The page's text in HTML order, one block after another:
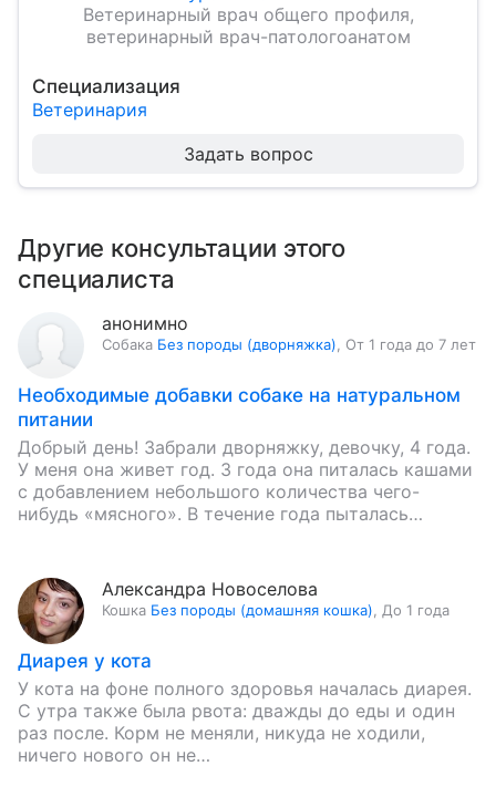
Ветеринарный врач общего профиля,
ветеринарный врач-патологоанатом
Специализация
Ветеринария
Задать вопрос
Другие консультации этого
специалиста
анонимно
Собака Без породы (дворняжка) От 1 года до 7 лет
Необходимые добавки собаке на натуральном
питании
Добрый день! Забрали дворняжку, девочку, 4 года.
У меня она живет год. 3 года она питалась кашами
с добавлением небольшого количества чего-
нибудь «мясного». В течение года пыталась
Александра Новоселова
Кошка Без породы (домашняя кошка) До 1 года
Диарея у кота
У кота на фоне полного здоровья началась диарея.
С утра также была рвота: дважды до еды и один
раз после. Корм не меняли, никуда не ходили,
ничего нового он не…